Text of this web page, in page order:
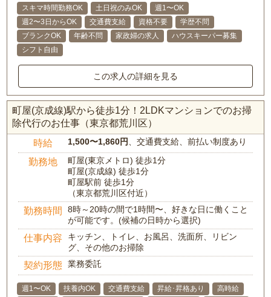
スキマ時間勤務OK 土日祝のみOK
週1〜OK
週2〜3日からOK
交通費支給 資格不要
学歴不問
ブランクOK
年齢不問 家政婦の求人
ハウスキーパー募集
シフト自由
この求人の詳細を見る
町屋(京成線)駅から徒歩1分！2LDKマンションでのお掃
除代行のお仕事（東京都荒川区）
時給 1,500〜1,860円 、交通費支給、前払い制度あり
勤務地
町屋(東京メトロ) 徒歩1分
町屋(京成線) 徒歩1分
町屋駅前 徒歩1分
（東京都荒川区付近）
勤務時間
8時～20時の間で1時間〜、好きな日に働くこと
が可能です。(候補の日時から選択)
仕事内容
キッチン、トイレ、お風呂、洗面所、リビン
グ、その他のお掃除
契約形態 業務委託
週1〜OK 扶養内OK 交通費支給 昇給･昇格あり 高時給